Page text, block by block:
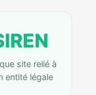
site relié à
entité légale